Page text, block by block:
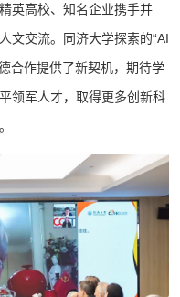
英高校、知名企业携手并
文交流。同济大学探索的“AI
合作提供了新契机，期待学
领军人才，取得更多创新科